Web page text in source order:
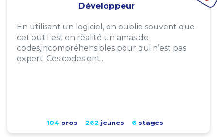
Développeur
En utilisant un logiciel, on oublie souvent que
cet outil est en réalité un amas de
codes,incompréhensibles pour qui n’est pas
expert. Ces codes ont...
104pros 262 jeunes 6 stages